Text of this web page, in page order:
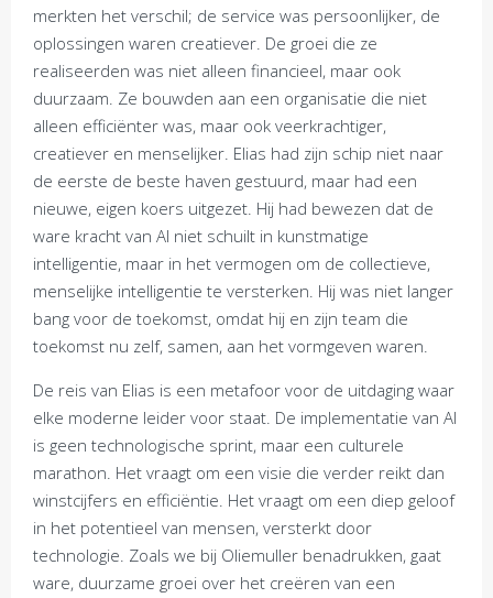
merkten het verschil; de service was persoonlijker, de
oplossingen waren creatiever. De groei die ze
realiseerden was niet alleen financieel, maar ook
duurzaam. Ze bouwden aan een organisatie die niet
alleen efficiënter was, maar ook veerkrachtiger,
creatiever en menselijker. Elias had zijn schip niet naar
de eerste de beste haven gestuurd, maar had een
nieuwe, eigen koers uitgezet. Hij had bewezen dat de
ware kracht van AI niet schuilt in kunstmatige
intelligentie, maar in het vermogen om de collectieve,
menselijke intelligentie te versterken. Hij was niet langer
bang voor de toekomst, omdat hij en zijn team die
toekomst nu zelf, samen, aan het vormgeven waren.
De reis van Elias is een metafoor voor de uitdaging waar
elke moderne leider voor staat. De implementatie van AI
is geen technologische sprint, maar een culturele
marathon. Het vraagt om een visie die verder reikt dan
winstcijfers en efficiëntie. Het vraagt om een diep geloof
in het potentieel van mensen, versterkt door
technologie. Zoals we bij Oliemuller benadrukken, gaat
ware, duurzame groei over het creëren van een